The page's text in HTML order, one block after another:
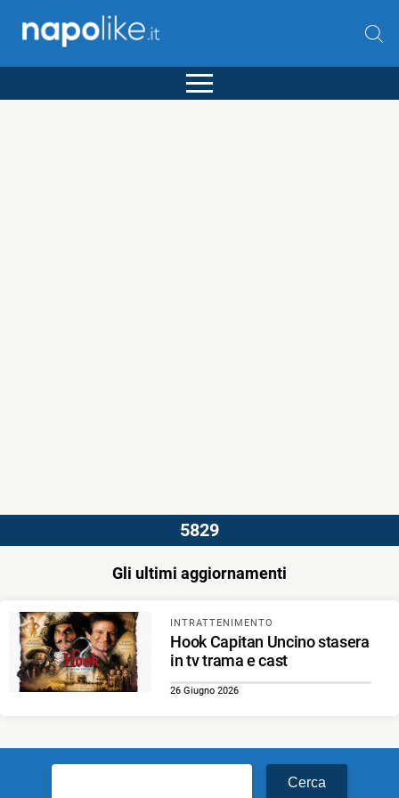
5829
Gli ultimi aggiornamenti
INTRATTENIMENTO
Hook Capitan Uncino stasera
in tv trama e cast
26 Giugno 2026